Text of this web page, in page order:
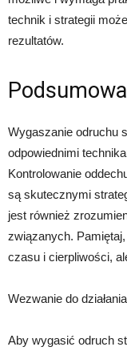
technik i strategii
rezultatów.
Wygaszanie odruchu
odpowiednimi
Kontrolowanie
są skutecznymi
jest również
związanych.
czasu i cierpliwości,
Wezwanie do
Aby wygasić odruch